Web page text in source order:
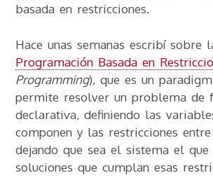
basada en restricciones.
Hace unas semanas escribí sobre
Programación Basada en
Programming), que es un
permite resolver un problema de
declarativa, definiendo las
componen y las restricciones
dejando que sea el sistema el
soluciones que cumplan esas